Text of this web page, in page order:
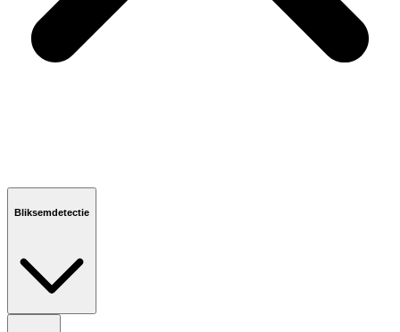
Bliksemdetectie